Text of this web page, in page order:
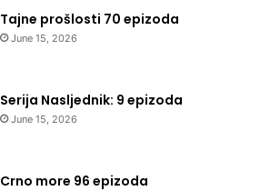
Tajne prošlosti 70 epizoda
June 15, 2026
Serija Nasljednik: 9 epizoda
June 15, 2026
Crno more 96 epizoda